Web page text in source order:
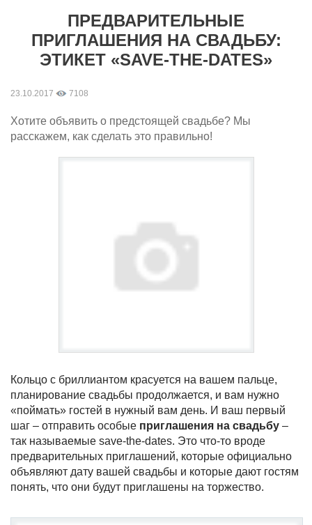
ПРЕДВАРИТЕЛЬНЫЕ
ПРИГЛАШЕНИЯ НА СВАДЬБУ:
ЭТИКЕТ «SAVE-THE-DATES»
23.10.2017 7108
Хотите объявить о предстоящей свадьбе? Мы
расскажем, как сделать это правильно!
Кольцо с бриллиантом красуется на вашем пальце,
планирование свадьбы продолжается, и вам нужно
«поймать» гостей в нужный вам день. И ваш первый
шаг – отправить особые приглашения на свадьбу –
так называемые save-the-dates. Это что-то вроде
предварительных приглашений, которые официально
объявляют дату вашей свадьбы и которые дают гостям
понять, что они будут приглашены на торжество.